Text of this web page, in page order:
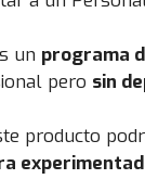
un programa
pero sin
producto